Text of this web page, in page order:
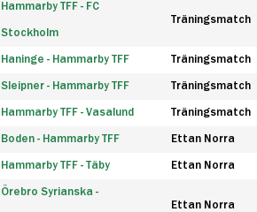
Hammarby TFF - FC
Stockholm
Träningsmatch
Haninge - Hammarby TFF Träningsmatch
Sleipner - Hammarby TFF Träningsmatch
Hammarby TFF - Vasalund Träningsmatch
Boden - Hammarby TFF Ettan Norra
Hammarby TFF - Täby Ettan Norra
Örebro Syrianska -
Ettan Norra